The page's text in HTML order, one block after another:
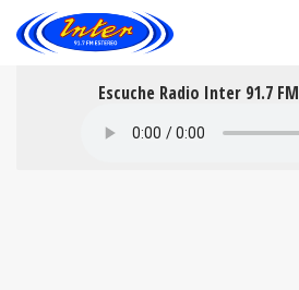
Escuche Radio Inter 91.7 FM